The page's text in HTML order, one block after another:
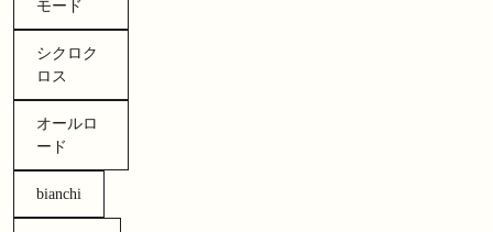
モード
シクロク
ロス
オールロ
ード
bianchi